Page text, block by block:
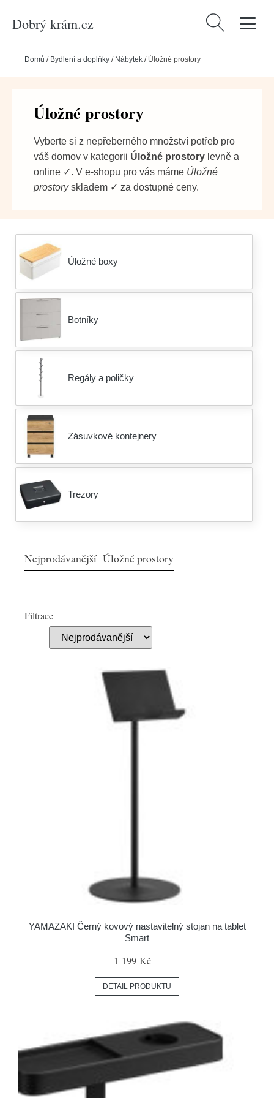
Dobrý krám.cz Vyhledávání
Domů / Bydlení a doplňky / Nábytek / Úložné prostory
Úložné prostory
Vyberte si z nepřeberného množství potřeb pro
váš domov v kategorii Úložné prostory levně a
online ✓. V e-shopu pro vás máme Úložné
prostoryskladem ✓ za dostupné ceny.
Úložné boxy
Botníky
Regály a poličky
Zásuvkové kontejnery
Trezory
Nejprodávanější Úložné prostory
Filtrace
YAMAZAKI Černý kovový nastavitelný stojan na tablet
Smart
1 199 Kč
DETAIL PRODUKTU